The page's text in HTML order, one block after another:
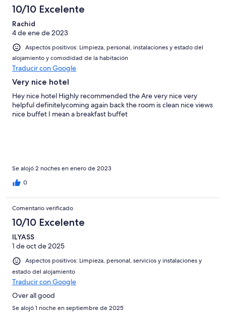
10/10 Excelente
Rachid
4 de ene de 2023
Aspectos positivos: Limpieza, personal, instalaciones y estado del
alojamiento y comodidad de la habitación
Traducir con Google
Very nice hotel
Hey nice hotel Highly recommended the Are very nice very
helpful definitelycoming again back the room is clean nice views
nice buffet I mean a breakfast buffet
Se alojó 2 noches en enero de 2023
0
Comentario verificado
10/10 Excelente
ILYASS
1 de oct de 2025
Aspectos positivos: Limpieza, personal, servicios y instalaciones y
estado del alojamiento
Traducir con Google
Over all good
Se alojó 1 noche en septiembre de 2025